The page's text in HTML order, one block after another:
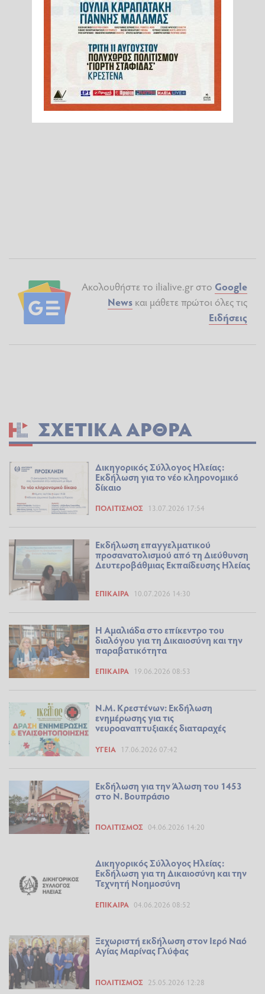
Ακολουθήστε το ilialive.gr στο Google
News και μάθετε πρώτοι όλες τις
Ειδήσεις
ΣΧΕΤΙΚΆ ΆΡΘΡΑ
Δικηγορικός Σύλλογος Ηλείας:
Εκδήλωση για το νέο κληρονομικό
δίκαιο
ΠΟΛΙΤΙΣΜΌΣ 13.07.2026 17:54
Εκδήλωση επαγγελματικού
προσανατολισμού από τη Διεύθυνση
Δευτεροβάθμιας Εκπαίδευσης Ηλείας
ΕΠΊΚΑΙΡΑ 10.07.2026 14:30
Η Αμαλιάδα στο επίκεντρο του
διαλόγου για τη Δικαιοσύνη και την
παραβατικότητα
ΕΠΊΚΑΙΡΑ 19.06.2026 08:53
Ν.Μ. Κρεστένων: Εκδήλωση
ενημέρωσης για τις
νευροαναπτυξιακές διαταραχές
ΥΓΕΊΑ 17.06.2026 07:42
Εκδήλωση για την Άλωση του 1453
στο Ν. Βουπράσιο
ΠΟΛΙΤΙΣΜΌΣ 04.06.2026 14:20
Δικηγορικός Σύλλογος Ηλείας:
Εκδήλωση για τη Δικαιοσύνη και την
Τεχνητή Νοημοσύνη
ΕΠΊΚΑΙΡΑ 04.06.2026 08:52
Ξεχωριστή εκδήλωση στον Ιερό Ναό
Αγίας Μαρίνας Γλύφας
ΠΟΛΙΤΙΣΜΌΣ 25.05.2026 12:28